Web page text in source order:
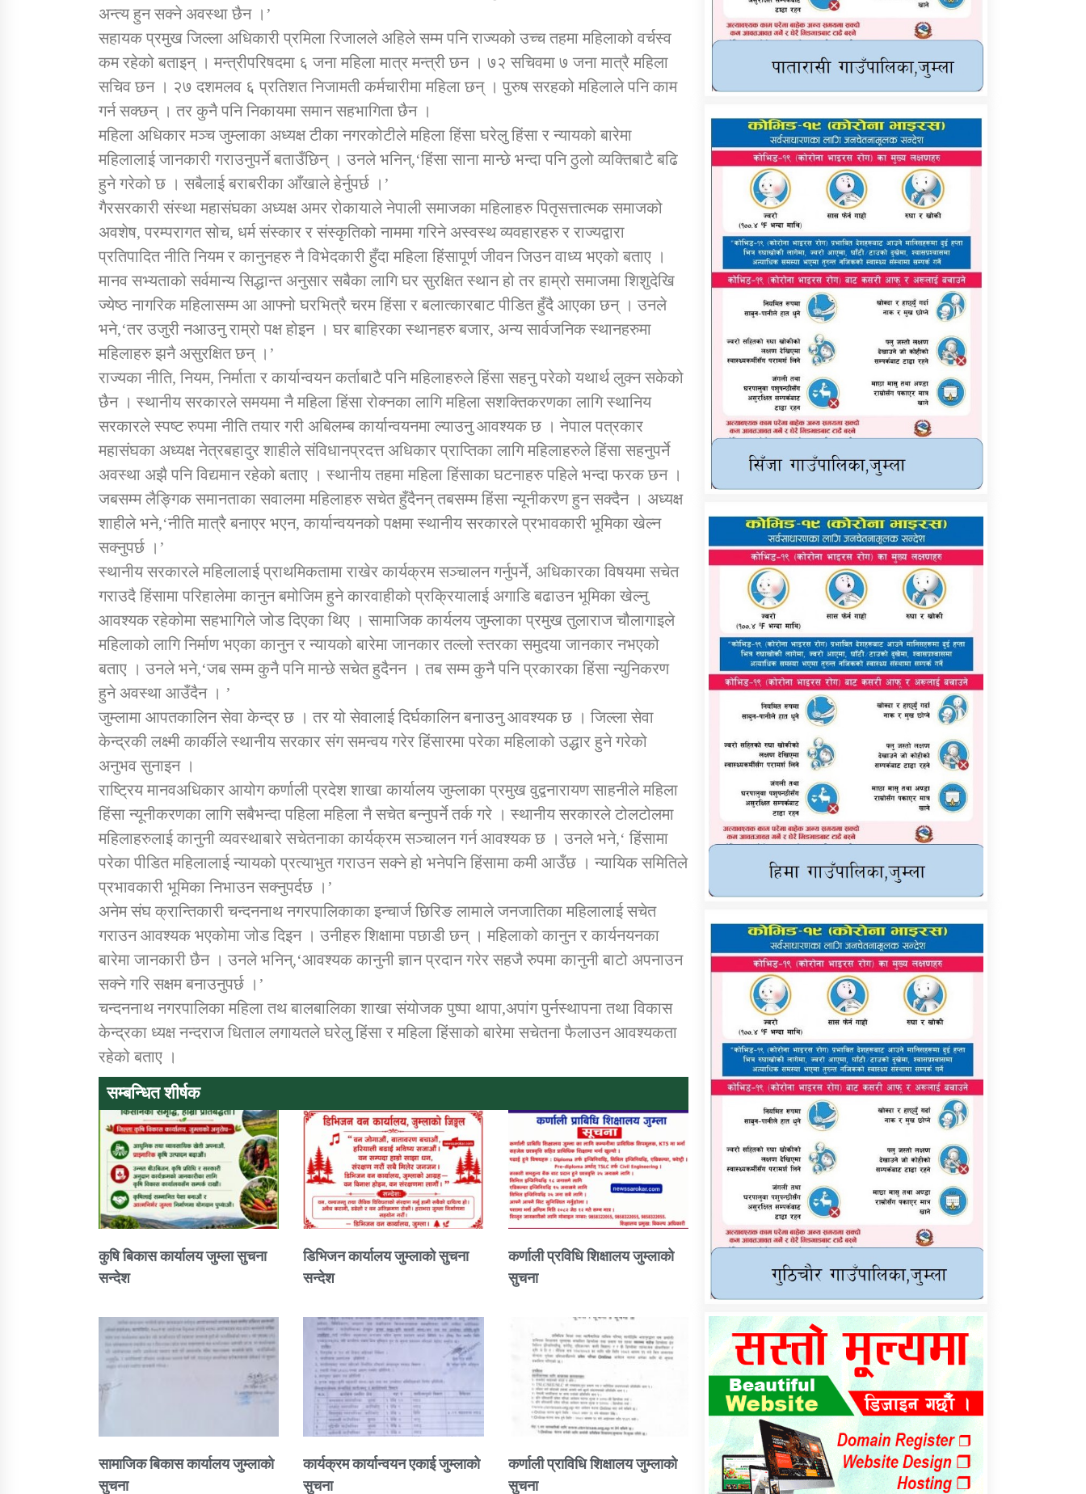
अन्त्य हुन सक्ने अवस्था छैन ।’
सहायक प्रमुख जिल्ला अधिकारी प्रमिला रिजालले अहिले सम्म पनि राज्यको उच्च तहमा महिलाको वर्चस्व
कम रहेको बताइन् । मन्त्रीपरिषदमा ६ जना महिला मात्र मन्त्री छन । ७२ सचिवमा ७ जना मात्रै महिला
सचिव छन । २७ दशमलव ६ प्रतिशत निजामती कर्मचारीमा महिला छन् । पुरुष सरहको महिलाले पनि काम
गर्न सक्छन् । तर कुनै पनि निकायमा समान सहभागिता छैन ।
महिला अधिकार मञ्च जुम्लाका अध्यक्ष टीका नगरकोटीले महिला हिंसा घरेलु हिंसा र न्यायको बारेमा
महिलालाई जानकारी गराउनुपर्ने बताउँछिन् । उनले भनिन्,‘हिंसा साना मान्छे भन्दा पनि ठुलो व्यक्तिबाटै बढि
हुने गरेको छ । सबैलाई बराबरीका आँखाले हेर्नुपर्छ ।’
गैरसरकारी संस्था महासंघका अध्यक्ष अमर रोकायाले नेपाली समाजका महिलाहरु पितृसत्तात्मक समाजको
अवशेष, परम्परागत सोच, धर्म संस्कार र संस्कृतिको नाममा गरिने अस्वस्थ व्यवहारहरु र राज्यद्वारा
प्रतिपादित नीति नियम र कानुनहरु नै विभेदकारी हुँदा महिला हिंसापूर्ण जीवन जिउन वाध्य भएको बताए ।
मानव सभ्यताको सर्वमान्य सिद्धान्त अनुसार सबैका लागि घर सुरक्षित स्थान हो तर हाम्रो समाजमा शिशुदेखि
ज्येष्ठ नागरिक महिलासम्म आ आफ्नो घरभित्रै चरम हिंसा र बलात्कारबाट पीडित हुँदै आएका छन् । उनले
भने,‘तर उजुरी नआउनु राम्रो पक्ष होइन । घर बाहिरका स्थानहरु बजार, अन्य सार्वजनिक स्थानहरुमा
महिलाहरु झनै असुरक्षित छन् ।’
राज्यका नीति, नियम, निर्माता र कार्यान्वयन कर्ताबाटै पनि महिलाहरुले हिंसा सहनु परेको यथार्थ लुक्न सकेको
छैन । स्थानीय सरकारले समयमा नै महिला हिंसा रोक्नका लागि महिला सशक्तिकरणका लागि स्थानिय
सरकारले स्पष्ट रुपमा नीति तयार गरी अबिलम्ब कार्यान्वयनमा ल्याउनु आवश्यक छ । नेपाल पत्रकार
महासंघका अध्यक्ष नेत्रबहादुर शाहीले संविधानप्रदत्त अधिकार प्राप्तिका लागि महिलाहरुले हिंसा सहनुपर्ने
अवस्था अझै पनि विद्यमान रहेको बताए । स्थानीय तहमा महिला हिंसाका घटनाहरु पहिले भन्दा फरक छन ।
जबसम्म लैङ्गिक समानताका सवालमा महिलाहरु सचेत हुँदैनन् तबसम्म हिंसा न्यूनीकरण हुन सक्दैन । अध्यक्ष
शाहीले भने,‘नीति मात्रै बनाएर भएन, कार्यान्वयनको पक्षमा स्थानीय सरकारले प्रभावकारी भूमिका खेल्न
सक्नुपर्छ ।’
स्थानीय सरकारले महिलालाई प्राथमिकतामा राखेर कार्यक्रम सञ्चालन गर्नुपर्ने, अधिकारका विषयमा सचेत
गराउदै हिंसामा परिहालेमा कानुन बमोजिम हुने कारवाहीको प्रक्रियालाई अगाडि बढाउन भूमिका खेल्नु
आवश्यक रहेकोमा सहभागिले जोड दिएका थिए । सामाजिक कार्यलय जुम्लाका प्रमुख तुलाराज चौलागाइले
महिलाको लागि निर्माण भएका कानुन र न्यायको बारेमा जानकार तल्लो स्तरका समुदया जानकार नभएको
बताए । उनले भने,‘जब सम्म कुनै पनि मान्छे सचेत हुदैनन । तब सम्म कुनै पनि प्रकारका हिंसा न्युनिकरण
हुने अवस्था आउँदैन । ’
जुम्लामा आपतकालिन सेवा केन्द्र छ । तर यो सेवालाई दिर्घकालिन बनाउनु आवश्यक छ । जिल्ला सेवा
केन्द्रकी लक्ष्मी कार्कीले स्थानीय सरकार संग समन्वय गरेर हिंसारमा परेका महिलाको उद्धार हुने गरेको
अनुभव सुनाइन ।
राष्ट्रिय मानवअधिकार आयोग कर्णाली प्रदेश शाखा कार्यालय जुम्लाका प्रमुख वुद्वनारायण साहनीले महिला
हिंसा न्यूनीकरणका लागि सबैभन्दा पहिला महिला नै सचेत बन्नुपर्ने तर्क गरे । स्थानीय सरकारले टोलटोलमा
महिलाहरुलाई कानुनी व्यवस्थाबारे सचेतनाका कार्यक्रम सञ्चालन गर्न आवश्यक छ । उनले भने,‘ हिंसामा
परेका पीडित महिलालाई न्यायको प्रत्याभुत गराउन सक्ने हो भनेपनि हिंसामा कमी आउँछ । न्यायिक समितिले
प्रभावकारी भूमिका निभाउन सक्नुपर्दछ ।’
अनेम संघ क्रान्तिकारी चन्दननाथ नगरपालिकाका इन्चार्ज छिरिङ लामाले जनजातिका महिलालाई सचेत
गराउन आवश्यक भएकोमा जोड दिइन । उनीहरु शिक्षामा पछाडी छन् । महिलाको कानुन र कार्यनयनका
बारेमा जानकारी छैन । उनले भनिन्,‘आवश्यक कानुनी ज्ञान प्रदान गरेर सहजै रुपमा कानुनी बाटो अपनाउन
सक्ने गरि सक्षम बनाउनुपर्छ ।’
चन्दननाथ नगरपालिका महिला तथ बालबालिका शाखा संयोजक पुष्पा थापा,अपांग पुर्नस्थापना तथा विकास
केन्द्रका ध्यक्ष नन्दराज धिताल लगायतले घरेलु हिंसा र महिला हिंसाको बारेमा सचेतना फैलाउन आवश्यकता
रहेको बताए ।
सम्बन्धित शीर्षक
कुषि बिकास कार्यालय जुम्ला सुचना
सन्देश
डिभिजन कार्यालय जुम्लाको सुचना
सन्देश
कर्णाली प्रविधि शिक्षालय जुम्लाको
सुचना
सामाजिक बिकास कार्यालय जुम्लाकाे
सुचना
कार्यक्रम कार्यान्वयन एकाई जुम्लाको
सुचना
कर्णाली प्राविधि शिक्षालय जुम्लाको
सुचना